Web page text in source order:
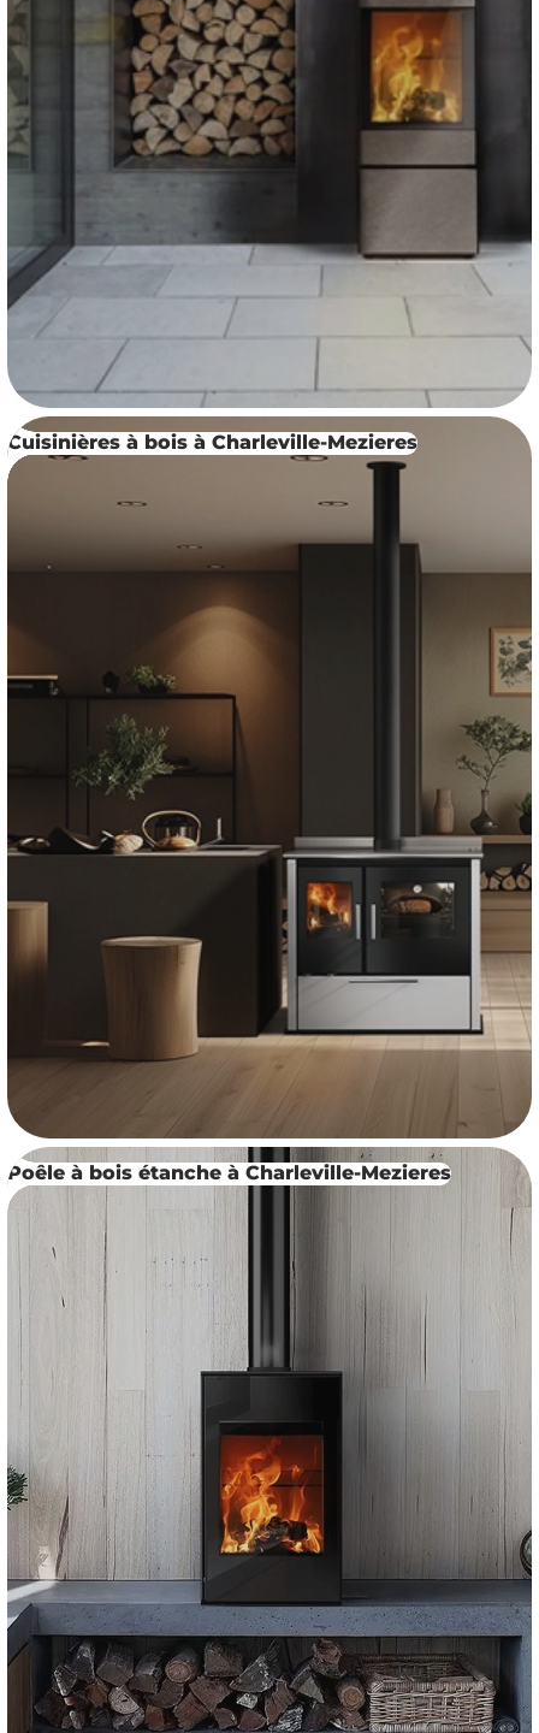
Cuisinières à bois à Charleville-Mezieres
Poêle à bois étanche à Charleville-Mezieres